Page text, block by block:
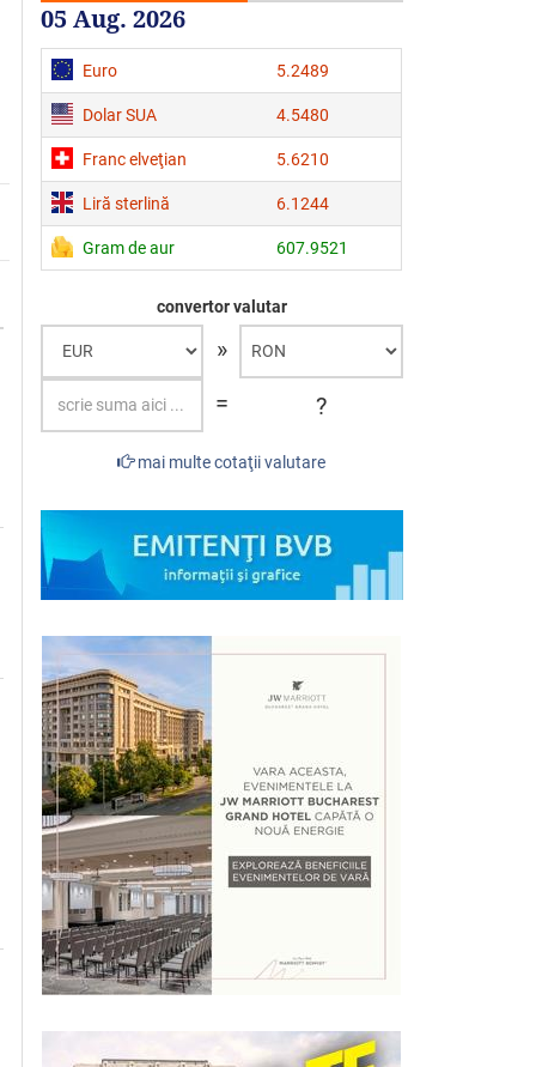
05 Aug. 2026
Euro 5.2489
Dolar SUA 4.5480
Franc elveţian 5.6210
Liră sterlină 6.1244
Gram de aur 607.9521
convertor valutar
»
=
?
mai multe cotaţii valutare